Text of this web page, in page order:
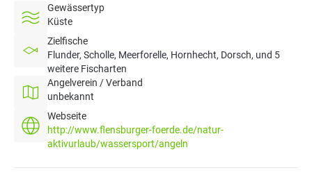
Gewässertyp
Küste
Zielfische
Flunder, Scholle, Meerforelle, Hornhecht, Dorsch, und 5
weitere Fischarten
Angelverein / Verband
unbekannt
Webseite
http://www.flensburger-foerde.de/natur-
aktivurlaub/wassersport/angeln